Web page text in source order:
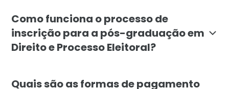
Como funciona o processo de
inscrição para a pós-graduação em
Direito e Processo Eleitoral?
Quais são as formas de pagamento